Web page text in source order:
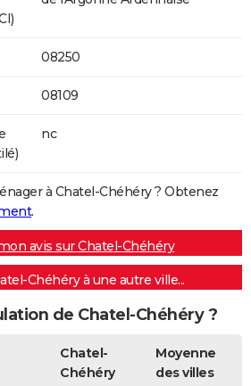
08250
08109
nc
à Chatel-Chéhéry ? Obtenez
.
avis sur Chatel-Chéhéry
Chéhéry à une autre ville...
de Chatel-Chéhéry ?
Chatel-
Chéhéry
Moyenne
des villes